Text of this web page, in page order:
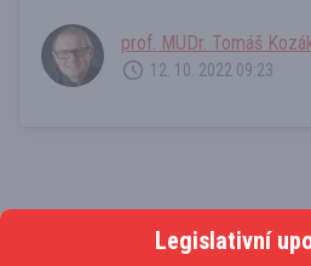
prof. MUDr. Tomáš
12. 10. 2022 09:23
Legislativní